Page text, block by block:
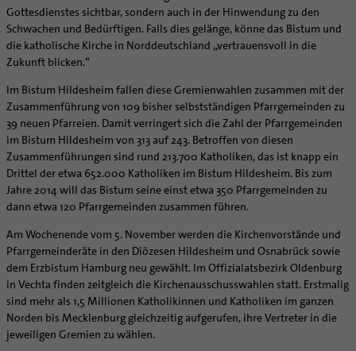
Katholisch heiraten
Hirtenwort: Ehe & Familie
Wissenswertes zur Hochzeit
Ideen für die Hochzeitsfeier
Trausprüche aus der Bibel
Hochzeits-Symbole
Lebensende
Patientenverfügung
Wo ist der richtige Platz zum Sterben?
Hospiz-Seelsorge
Spiritualität
Exerzitien
Kontemplation
Auszeit
Geistliche Begleitung
Lebens- und Glaubensorte
Spirituelle Teambegleitung
Unterstützungsangebote für Seelsorgende
Seelsorgefelder
Frauen
Männer
Queersensible Seelsorge
City- und Passanten
Arbeitnehmer
Altenheim | Senioren
Menschen mit Behinderung
Muttersprachen
Hospiz
Internet- und Telefon
Krankenhaus
Künstler
Begleitung und Vernetzung
Team
Newsletter
Weitere Infos
Berufe in der Kirche
Raum für Vielfalt
Diakone
Gemeindereferent:in
Pastorale:r Mitarbeiter:in
Pastoralreferent:in
Priester
Kirchenmusiker:in
Religionslehrer:in
Freiwilligendienst
Soziale Berufe in der Caritas
Orden | Gemeinschaften
Frauenorden
Männerorden
Geistliche Gemeinschaften
Ordo virginum
Bischöfliche Stiftung Gemeinsam für das Leben
Schulpastoral
Hochschulpastoral
Religionsunterricht
Bistumsarchiv
Projekte
Digitaler Lesesaal
Verein für Geschichte und Kunst im Bistum Hildesheim
Dombibliothek Hildesheim
Bundeskonferenz der kirchlichen Archive in Deutschland
Katholische Akademie des Bistums Hildesheim
Stärkung der Demokratie | Einsatz gegen Diskriminierung
LÜCHTENHOF
Forschungsinstitut für Philosophie Hannover
Weltkirche
Bolivienpartnerschaft
Projektförderung
Internationale Freiwilligendienste
Aus dem Bistum in die Welt
Infobrief Weltkirche
missio-Regionalstelle
Bolivienpartnerschaft
Bolivienkommission
Café Bolivia
Beratung Direktpartnerschaften
Finanzielle Förderung der Bolivienpartnerschaft
Ökologische Fonds
Politische Lobbyarbeit
Partnerschaftsvereinbarung
Bolivienpartnerschaft Bistum Trier
Bolivienreise mit Bischof Heiner
Bolivientag 2026
Internationale Freiwilligendienste
Aktuelles
Rückkehrenden-Engagement (ehemalige Freiwillige)
Outgoing
Incoming
Taizé-Fahrt Herbst 2026
Katholische Büros
Schöpfungsgerecht 2035
Wir machen Kirche - schöpfungsgerecht
Biologische Vielfalt
Engagiert in der Gesellschaft
Energetisches Sanieren
Fördermittel finden
Mobilität
Ökotheologie
Schöpfungsspiritualität
Umweltbildung
Zukunftsräume
Angebote
Abenteuer Glaube
Unterstützung für Pfarreien und Einrichtungen
Prävention
Fortbildungen
Stellenangebote
Liturgie und Kirchenmusik
Lokale Kirchenentwicklung
#diegruenegemeinde
Internationale Freiwilligendienste
Büchereien
Medienstelle
Newsletter
Personalentwicklung
Unterstützungsangebot für Seelsorgende
Materialien
Aktuelles
Altersvorsorge und Ruhestand
Arbeitshilfen
Bistumsatlas
Beruf und Familie
KODA
Direktorium
Mitarbeitervertretung
Kirchlicher Anzeiger
Kirchliches Arbeitsrecht
Schematismus
Gottesdienstes sichtbar, sondern auch in der Hinwendung zu den
Schwachen und Bedürftigen. Falls dies gelänge, könne das Bistum und
die katholische Kirche in Norddeutschland „vertrauensvoll in die
Zukunft blicken.“
Im Bistum Hildesheim fallen diese Gremienwahlen zusammen mit der
Zusammenführung von 109 bisher selbstständigen Pfarrgemeinden zu
39 neuen Pfarreien. Damit verringert sich die Zahl der Pfarrgemeinden
im Bistum Hildesheim von 313 auf 243. Betroffen von diesen
Zusammenführungen sind rund 213.700 Katholiken, das ist knapp ein
Drittel der etwa 652.000 Katholiken im Bistum Hildesheim. Bis zum
Jahre 2014 will das Bistum seine einst etwa 350 Pfarrgemeinden zu
dann etwa 120 Pfarrgemeinden zusammen führen.
Am Wochenende vom 5. November werden die Kirchenvorstände und
Pfarrgemeinderäte in den Diözesen Hildesheim und Osnabrück sowie
dem Erzbistum Hamburg neu gewählt. Im Offizialatsbezirk Oldenburg
in Vechta finden zeitgleich die Kirchenausschusswahlen statt. Erstmalig
sind mehr als 1,5 Millionen Katholikinnen und Katholiken im ganzen
Norden bis Mecklenburg gleichzeitig aufgerufen, ihre Vertreter in die
jeweiligen Gremien zu wählen.